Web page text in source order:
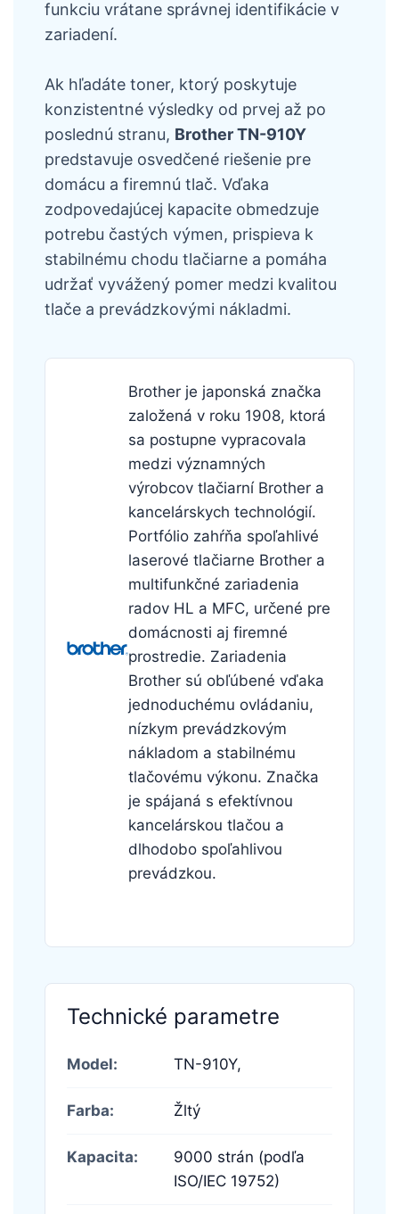
funkciu vrátane správnej identifikácie v
zariadení.
Ak hľadáte toner, ktorý poskytuje
konzistentné výsledky od prvej až po
poslednú stranu, Brother TN-910Y
predstavuje osvedčené riešenie pre
domácu a firemnú tlač. Vďaka
zodpovedajúcej kapacite obmedzuje
potrebu častých výmen, prispieva k
stabilnému chodu tlačiarne a pomáha
udržať vyvážený pomer medzi kvalitou
tlače a prevádzkovými nákladmi.
Brother je japonská značka
založená v roku 1908, ktorá
sa postupne vypracovala
medzi významných
výrobcov tlačiarní Brother a
kancelárskych technológií.
Portfólio zahŕňa spoľahlivé
laserové tlačiarne Brother a
multifunkčné zariadenia
radov HL a MFC, určené pre
domácnosti aj firemné
prostredie. Zariadenia
Brother sú obľúbené vďaka
jednoduchému ovládaniu,
nízkym prevádzkovým
nákladom a stabilnému
tlačovému výkonu. Značka
je spájaná s efektívnou
kancelárskou tlačou a
dlhodobo spoľahlivou
prevádzkou.
Technické parametre
Model: TN-910Y,
Farba: Žltý
Kapacita:
9000 strán (podľa
ISO/IEC 19752)